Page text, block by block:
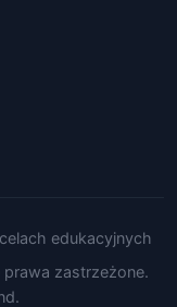
edukacyjnych
zastrzeżone.